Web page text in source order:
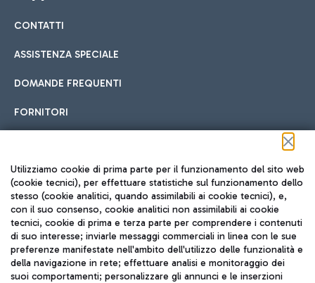
Cucina Internazionale
Fast Food
Hotel in aeroporto
Scegli l'alloggio più adatto e approfitta della vicinanza
all'aeroporto.
Car sharing
Con il Car Sharing è ancora più facile spostarsi
Treno
Raggiungi velocemente l'aeroporto di Fiumicino da Roma
tramite i servizi ferroviari Trenitalia.
CONTATTI
ASSISTENZA SPECIALE
DOMANDE FREQUENTI
FORNITORI
Seguici sui social
TRAVEL JOURNAL
ITA
Utilizziamo cookie di prima parte per il funzionamento del sito web
(cookie tecnici), per effettuare statistiche sul funzionamento dello
stesso (cookie analitici, quando assimilabili ai cookie tecnici), e,
con il suo consenso, cookie analitici non assimilabili ai cookie
tecnici, cookie di prima e terza parte per comprendere i contenuti
di suo interesse; inviarle messaggi commerciali in linea con le sue
preferenze manifestate nell'ambito dell'utilizzo delle funzionalità e
della navigazione in rete; effettuare analisi e monitoraggio dei
suoi comportamenti; personalizzare gli annunci e le inserzioni